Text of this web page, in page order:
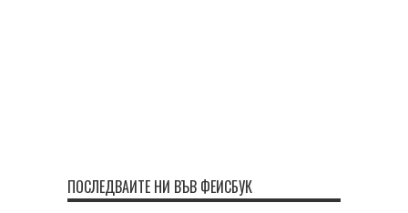
ПОСЛЕДВАЙТЕ НИ ВЪВ ФЕЙСБУК